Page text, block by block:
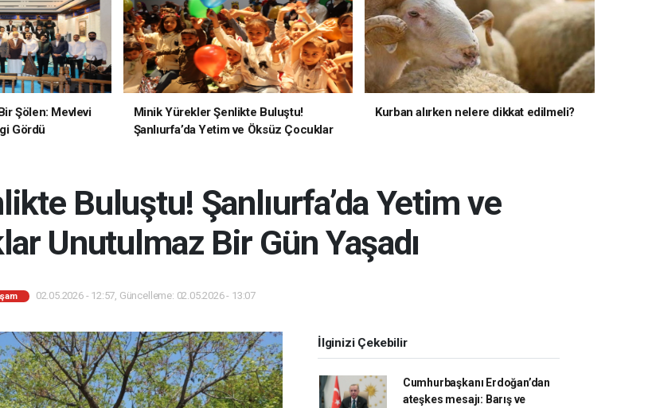
Şölen: Mevlevi
Gördü
Minik Yürekler Şenlikte Buluştu!
Şanlıurfa’da Yetim ve Öksüz Çocuklar
Kurban alırken nelere dikkat edilmeli?
Buluştu! Şanlıurfa’da Yetim ve
Unutulmaz Bir Gün Yaşadı
02.05.2026 - 12:57, Güncelleme: 02.05.2026 - 13:07
İlginizi Çekebilir
Cumhurbaşkanı Erdoğan’dan
ateşkes mesajı: Barış ve